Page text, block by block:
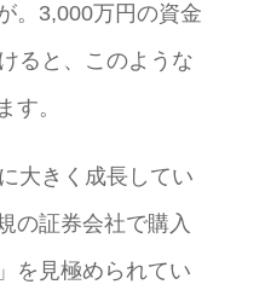
。3,000万円の資金
ると、このような
す。
大きく成長してい
の証券会社で購入
を見極められてい